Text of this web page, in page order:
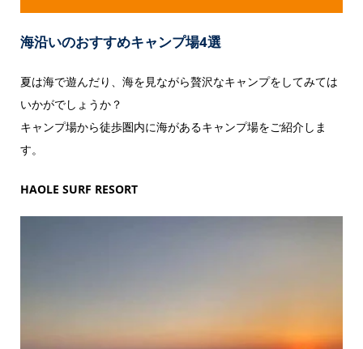
海沿いのおすすめキャンプ場4選
夏は海で遊んだり、海を見ながら贅沢なキャンプをしてみては
いかがでしょうか？
キャンプ場から徒歩圏内に海があるキャンプ場をご紹介しま
す。
HAOLE SURF RESORT